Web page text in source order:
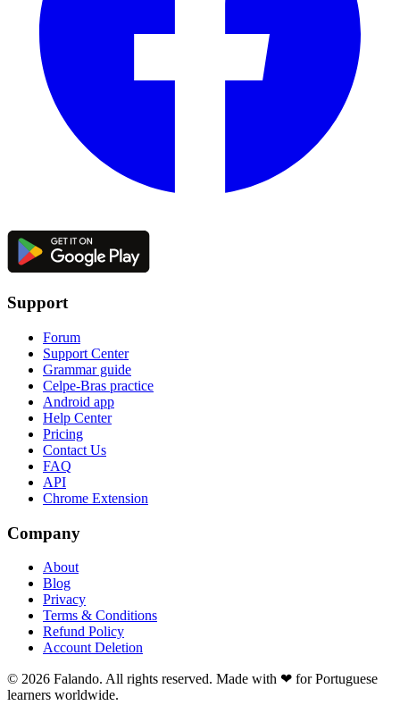
Support
Forum
Support Center
Grammar guide
Celpe-Bras practice
Android app
Help Center
Pricing
Contact Us
FAQ
API
Chrome Extension
Company
About
Blog
Privacy
Terms & Conditions
Refund Policy
Account Deletion
© 2026 Falando. All rights reserved. Made with ❤ for Portuguese
learners worldwide.